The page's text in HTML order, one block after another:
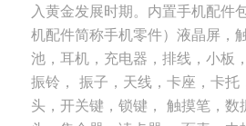
入黄金发展时期。内置手机配件
机配件简称手机零件）液晶屏，
池，耳机，充电器，排线，小板
振铃， 振子，天线，卡座，卡托
头，开关键，锁键， 触摸笔，